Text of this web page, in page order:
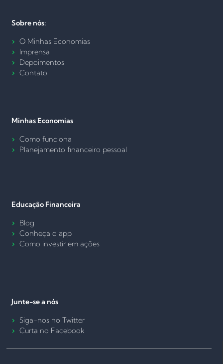
Sobre nós:
O Minhas Economias
Imprensa
Depoimentos
Contato
Minhas Economias
Como funciona
Planejamento financeiro pessoal
Educação Financeira
Blog
Conheça o app
Como investir em ações
Junte-se a nós
Siga-nos no Twitter
Curta no Facebook